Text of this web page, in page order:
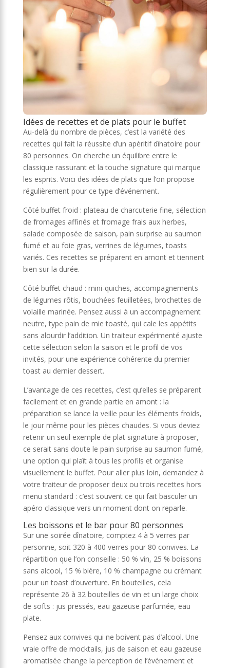
Idées de recettes et de plats pour le buffet
Au-delà du nombre de pièces, c’est la variété des
recettes qui fait la réussite d’un apéritif dînatoire pour
80 personnes. On cherche un équilibre entre le
classique rassurant et la touche signature qui marque
les esprits. Voici des idées de plats que l’on propose
régulièrement pour ce type d’événement.
Côté buffet froid : plateau de charcuterie fine, sélection
de fromages affinés et fromage frais aux herbes,
salade composée de saison, pain surprise au saumon
fumé et au foie gras, verrines de légumes, toasts
variés. Ces recettes se préparent en amont et tiennent
bien sur la durée.
Côté buffet chaud : mini-quiches, accompagnements
de légumes rôtis, bouchées feuilletées, brochettes de
volaille marinée. Pensez aussi à un accompagnement
neutre, type pain de mie toasté, qui cale les appétits
sans alourdir l’addition. Un traiteur expérimenté ajuste
cette sélection selon la saison et le profil de vos
invités, pour une expérience cohérente du premier
toast au dernier dessert.
L’avantage de ces recettes, c’est qu’elles se préparent
facilement et en grande partie en amont : la
préparation se lance la veille pour les éléments froids,
le jour même pour les pièces chaudes. Si vous deviez
retenir un seul exemple de plat signature à proposer,
ce serait sans doute le pain surprise au saumon fumé,
une option qui plaît à tous les profils et organise
visuellement le buffet. Pour aller plus loin, demandez à
votre traiteur de proposer deux ou trois recettes hors
menu standard : c’est souvent ce qui fait basculer un
apéro classique vers un moment dont on reparle.
Les boissons et le bar pour 80 personnes
Sur une soirée dînatoire, comptez 4 à 5 verres par
personne, soit 320 à 400 verres pour 80 convives. La
répartition que l’on conseille : 50 % vin, 25 % boissons
sans alcool, 15 % bière, 10 % champagne ou crémant
pour un toast d’ouverture. En bouteilles, cela
représente 26 à 32 bouteilles de vin et un large choix
de softs : jus pressés, eau gazeuse parfumée, eau
plate.
Pensez aux convives qui ne boivent pas d’alcool. Une
vraie offre de mocktails, jus de saison et eau gazeuse
aromatisée change la perception de l’événement et